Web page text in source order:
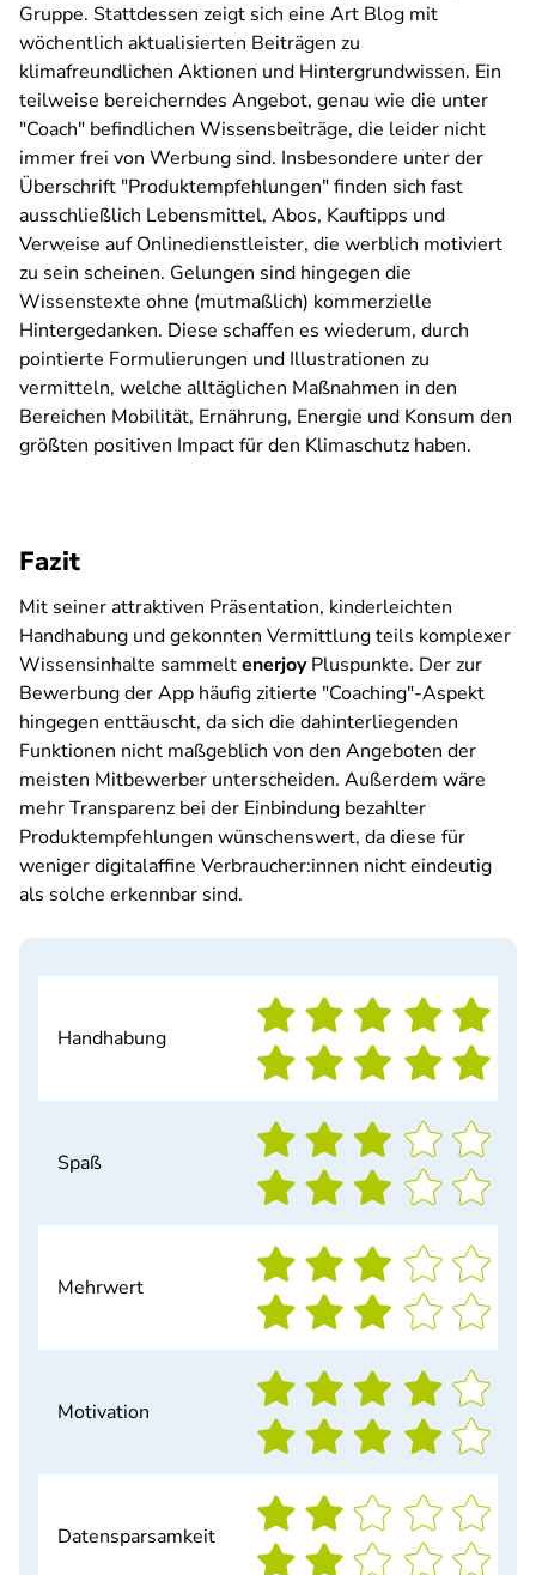
Gruppe. Stattdessen zeigt sich eine Art Blog mit
wöchentlich aktualisierten Beiträgen zu
klimafreundlichen Aktionen und Hintergrundwissen. Ein
teilweise bereicherndes Angebot, genau wie die unter
"Coach" befindlichen Wissensbeiträge, die leider nicht
immer frei von Werbung sind. Insbesondere unter der
Überschrift "Produktempfehlungen" finden sich fast
ausschließlich Lebensmittel, Abos, Kauftipps und
Verweise auf Onlinedienstleister, die werblich motiviert
zu sein scheinen. Gelungen sind hingegen die
Wissenstexte ohne (mutmaßlich) kommerzielle
Hintergedanken. Diese schaffen es wiederum, durch
pointierte Formulierungen und Illustrationen zu
vermitteln, welche alltäglichen Maßnahmen in den
Bereichen Mobilität, Ernährung, Energie und Konsum den
größten positiven Impactfür den Klimaschutz haben.
Fazit
Mit seiner attraktiven Präsentation, kinderleichten
Handhabung und gekonnten Vermittlung teils komplexer
Wissensinhalte sammeltenerjoyPluspunkte. Der zur
Bewerbung der App häufig zitierte "Coaching"-Aspekt
hingegen enttäuscht, da sich die dahinterliegenden
Funktionen nicht maßgeblich von den Angeboten der
meisten Mitbewerber unterscheiden. Außerdem wäre
mehr Transparenz bei der Einbindung bezahlter
Produktempfehlungen wünschenswert, da diese für
weniger digitalaffine Verbraucher:innen nicht eindeutig
als solche erkennbar sind.
Handhabung
Spaß
Mehrwert
Motivation
Datensparsamkeit